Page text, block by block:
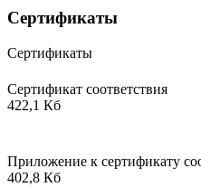
Сертификаты
Сертификаты
Сертификат соответствия
422,1 Кб
Приложение к сертификату
402,8 Кб